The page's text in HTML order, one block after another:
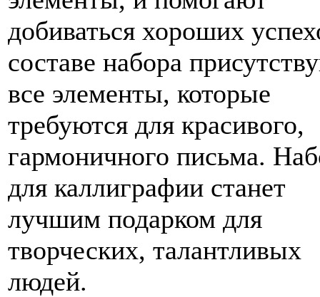
добиваться хороших
составе набора
все элементы, которые
требуются для красивого,
гармоничного письма.
для каллиграфии станет
лучшим подарком для
творческих, талантливых
людей.